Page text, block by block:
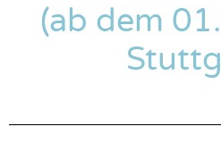
(ab dem